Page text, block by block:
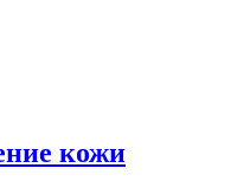
кожи